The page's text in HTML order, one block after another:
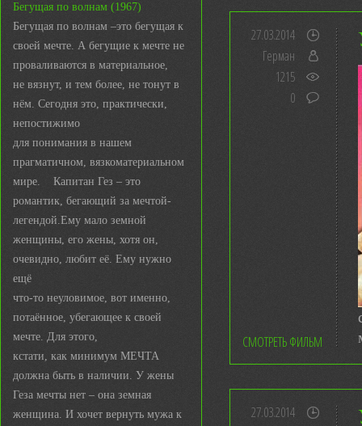
Бегущая по волнам (1967)
Бегущая по волнам –это бегущая к
своей мечте. А бегущие к мечте не
проваливаются в материальное,
не вязнут, и тем более, не тонут в
нём. Сегодня это, практически,
непостижимо
для понимания в нашем
прагматичном, вязкоматериальном
мире. Капитан Гез – это
романтик, бегающий за мечтой-
легендой.Ему мало земной
женщины, его жены, хотя он,
очевидно, любит её. Ему нужно
ещё
что-то неуловимое, вот именно,
потаённое, убегающее к своей
мечте. Для этого,
кстати, как минимум МЕЧТА
должна быть в наличии. У жены
Геза мечты нет – она земная
женщина. И хочет вернуть мужа к
27.03.2014
Герман
1215
0
СМОТРЕТЬ ФИЛЬМ
27.03.2014